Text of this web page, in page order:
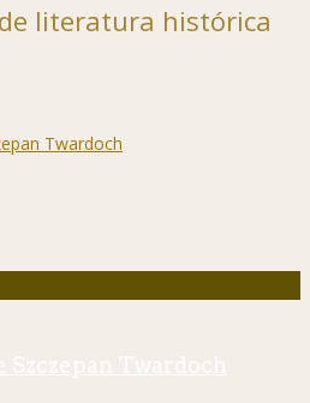
literatura histórica
Szczepan Twardoch